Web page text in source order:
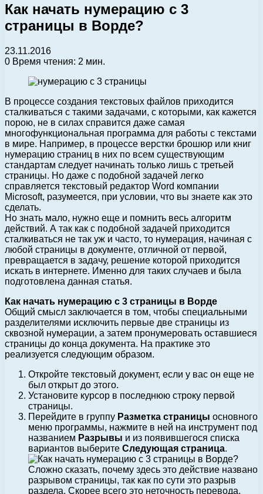
Как начать нумерацию с 3
страницы в Ворде?
23.11.2016
0 Время чтения: 2 мин.
В процессе создания текстовых файлов приходится
сталкиваться с такими задачами, с которыми, как кажется
порою, не в силах справится даже самая
многофункциональная программа для работы с текстами
в мире. Например, в процессе верстки брошюр или книг
нумерацию страниц в них по всем существующим
стандартам следует начинать только лишь с третьей
страницы. Но даже с подобной задачей легко
справляется текстовый редактор Word компании
Microsoft, разумеется, при условии, что вы знаете как это
сделать.
Но знать мало, нужно еще и помнить весь алгоритм
действий. А так как с подобной задачей приходится
сталкиваться не так уж и часто, то нумерация, начиная с
любой страницы в документе, отличной от первой,
превращается в задачу, решение которой приходится
искать в интернете. Именно для таких случаев и была
подготовлена данная статья.
Как начать нумерацию с 3 страницы в Ворде
Общий смысл заключается в том, чтобы специальными
разделителями исключить первые две страницы из
сквозной нумерации, а затем пронумеровать оставшиеся
страницы до конца документа. На практике это
реализуется следующим образом.
Откройте текстовый документ, если у вас он еще не
был открыт до этого.
Установите курсор в последнюю строку первой
страницы.
Перейдите в группу Разметка страницы основного
меню программы, нажмите в ней на инструмент под
названием Разрывы и из появившегося списка
вариантов выберите Следующая страница.
Сложно сказать, почему здесь это действие названо
разрывом страницы, так как по сути это разрыв
раздела. Скорее всего это неточность перевода.